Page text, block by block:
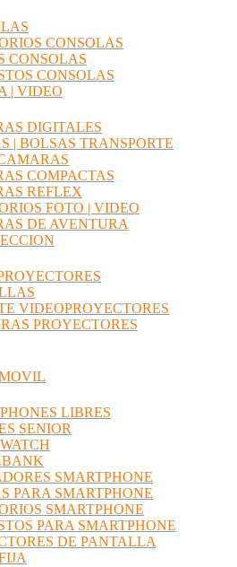
CONSOLAS
CONSOLAS
CONSOLAS
| VIDEO
DIGITALES
| BOLSAS TRANSPORTE
COMPACTAS
REFLEX
FOTO | VIDEO
DE AVENTURA
VIDEOPROYECTORES
PROYECTORES
LIBRES
SENIOR
SMARTPHONE
PARA SMARTPHONE
SMARTPHONE
PARA SMARTPHONE
DE PANTALLA